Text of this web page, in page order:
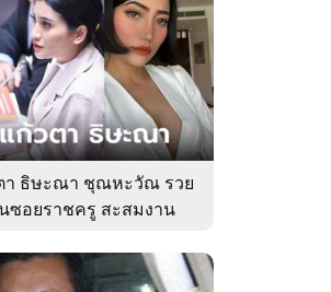
า ธิษะณา ชุณหะวัณ รวย
ซอยราชครู สะสมงาน